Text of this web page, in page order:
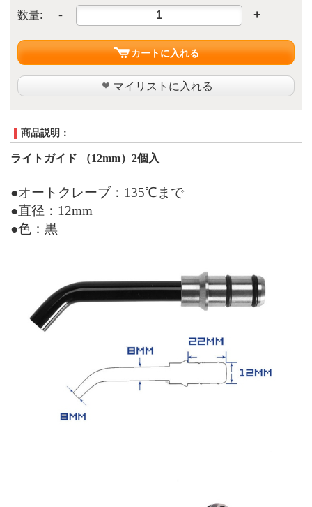
数量: - +
カートに入れる
マイリストに入れる
商品説明：
ライトガイド （12mm）2個入
●オートクレーブ：135℃まで
●直径：12mm
●色：黒